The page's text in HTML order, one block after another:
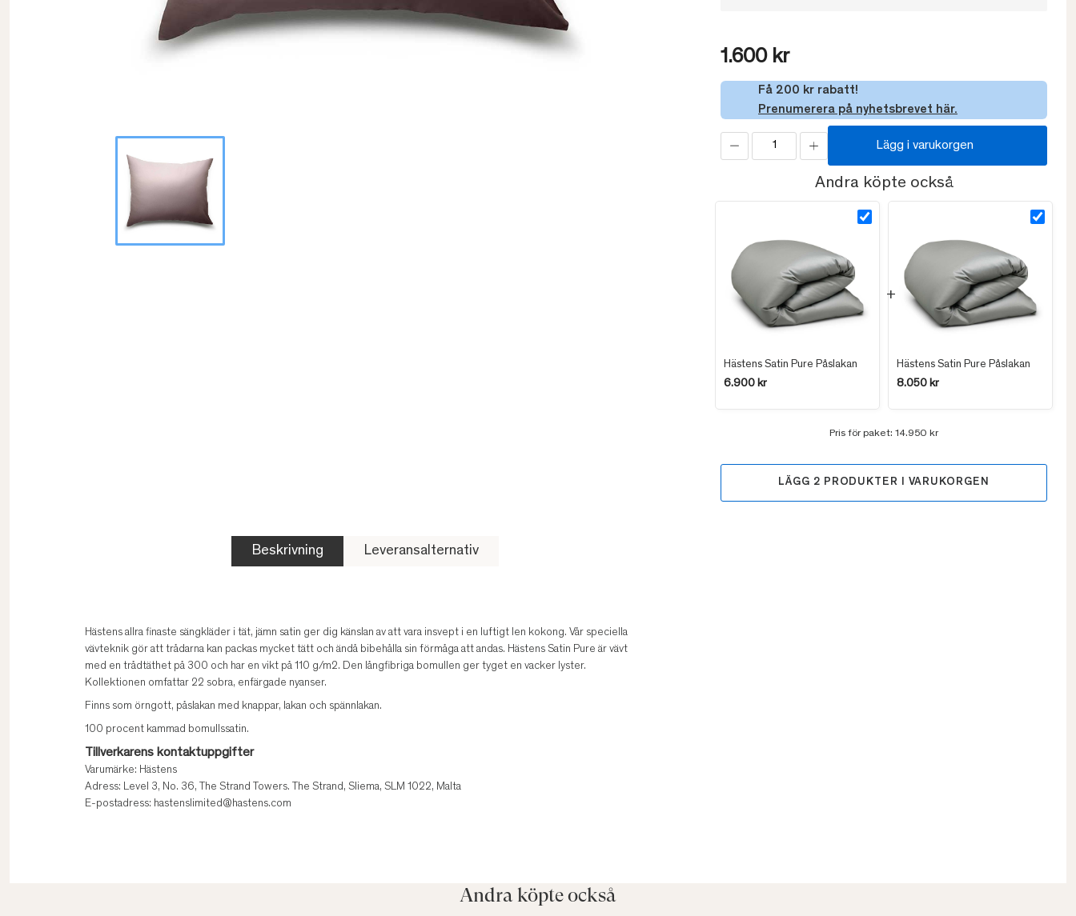
1.600 kr
Få 200 kr rabatt!
Prenumerera på nyhetsbrevet här.
Lägg i varukorgen
Andra köpte också
Hästens Satin Pure Påslakan
6.900 kr
Hästens Satin Pure Påslakan
8.050 kr
Pris för paket: 14.950 kr
LÄGG 2 PRODUKTER I VARUKORGEN
Beskrivning Leveransalternativ
Hästens allra finaste sängkläder i tät, jämn satin ger dig känslan av att vara insvept i en luftigt len kokong. Vår speciella
vävteknik gör att trådarna kan packas mycket tätt och ändå bibehålla sin förmåga att andas. Hästens Satin Pure är vävt
med en trådtäthet på 300 och har en vikt på 110 g/m2. Den långfibriga bomullen ger tyget en vacker lyster.
Kollektionen omfattar 22 sobra, enfärgade nyanser.
Finns som örngott, påslakan med knappar, lakan och spännlakan.
100 procent kammad bomullssatin.
Tillverkarens kontaktuppgifter
Varumärke: Hästens
Adress: Level 3, No. 36, The Strand Towers. The Strand, Sliema, SLM 1022, Malta
E-postadress: hastenslimited@hastens.com
Andra köpte också